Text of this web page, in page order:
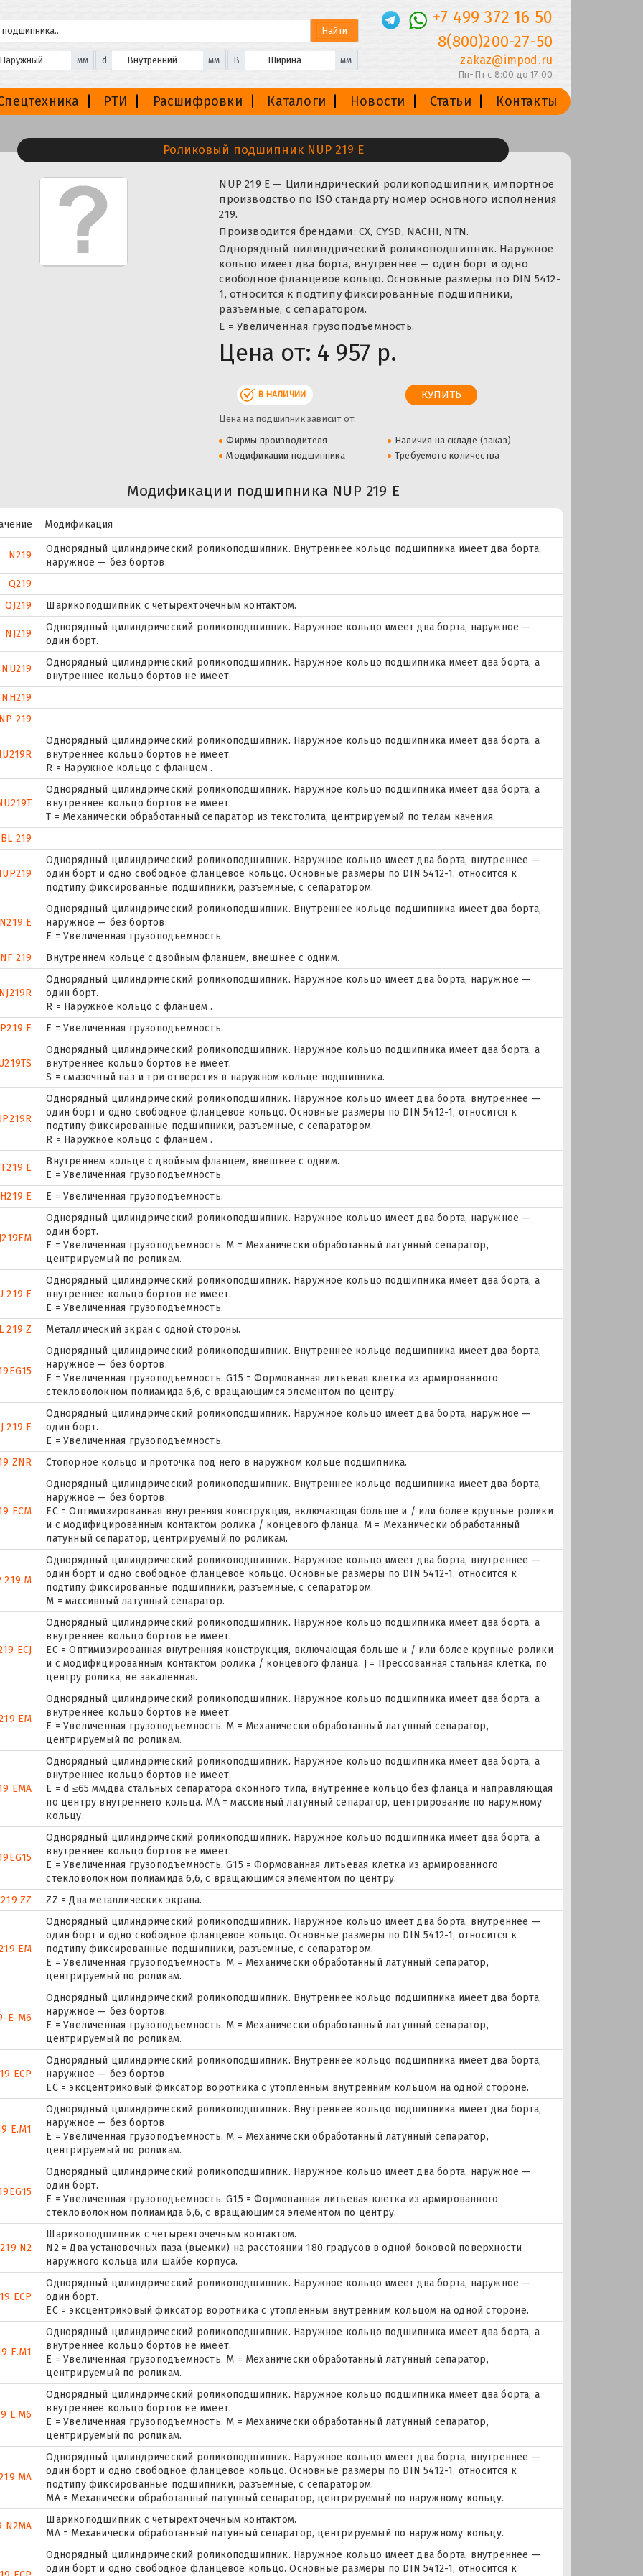
мм d мм B мм
+7 499 372 16 50
8(800)200-27-50
zakaz@impod.ru
Пн-Пт с 8:00 до 17:00
РТИ Расшифровки Каталоги Новости Статьи Контакты
Роликовый подшипник NUP 219 E
NUP 219 E — Цилиндрический роликоподшипник, импортное
производство по ISO стандарту номер основного исполнения
219.
Производится брендами: CX, CYSD, NACHI, NTN.
Однорядный цилиндрический роликоподшипник. Наружное
кольцо имеет два борта, внутреннее — один борт и одно
свободное фланцевое кольцо. Основные размеры по DIN 5412-
1, относится к подтипу фиксированные подшипники,
разъемные, с сепаратором.
Е = Увеличенная грузоподъемность.
Цена от: 4 957 р.
В НАЛИЧИИ
Цена на подшипник зависит от:
Фирмы производителя
Наличия на складе (заказ)
Модификации подшипника
Требуемого количества
Модификации подшипника NUP 219 E
Модификация
N219
Однорядный цилиндрический роликоподшипник. Внутреннее кольцо подшипника имеет два борта,
наружное — без бортов.
Q219
QJ219
Шарикоподшипник с четырехточечным контактом.
NJ219
Однорядный цилиндрический роликоподшипник. Наружное кольцо имеет два борта, наружное —
один борт.
NU219
Однорядный цилиндрический роликоподшипник. Наружное кольцо подшипника имеет два борта, а
внутреннее кольцо бортов не имеет.
NH219
NP 219
Однорядный цилиндрический роликоподшипник. Наружное кольцо подшипника имеет два борта, а
внутреннее кольцо бортов не имеет.
R = Наружное кольцо с фланцем .
Однорядный цилиндрический роликоподшипник. Наружное кольцо подшипника имеет два борта, а
внутреннее кольцо бортов не имеет.
T = Механически обработанный сепаратор из текстолита, центрируемый по телам качения.
BL 219
Однорядный цилиндрический роликоподшипник. Наружное кольцо имеет два борта, внутреннее —
один борт и одно свободное фланцевое кольцо. Основные размеры по DIN 5412-1, относится к
подтипу фиксированные подшипники, разъемные, с сепаратором.
N219 E
Однорядный цилиндрический роликоподшипник. Внутреннее кольцо подшипника имеет два борта,
наружное — без бортов.
Е = Увеличенная грузоподъемность.
NF 219
Внутреннем кольце с двойным фланцем, внешнее с одним.
NJ219R
Однорядный цилиндрический роликоподшипник. Наружное кольцо имеет два борта, наружное —
один борт.
R = Наружное кольцо с фланцем .
E
Е = Увеличенная грузоподъемность.
Однорядный цилиндрический роликоподшипник. Наружное кольцо подшипника имеет два борта, а
внутреннее кольцо бортов не имеет.
S = смазочный паз и три отверстия в наружном кольце подшипника.
Однорядный цилиндрический роликоподшипник. Наружное кольцо имеет два борта, внутреннее —
один борт и одно свободное фланцевое кольцо. Основные размеры по DIN 5412-1, относится к
подтипу фиксированные подшипники, разъемные, с сепаратором.
R = Наружное кольцо с фланцем .
E
Внутреннем кольце с двойным фланцем, внешнее с одним.
Е = Увеличенная грузоподъемность.
E
Е = Увеличенная грузоподъемность.
Однорядный цилиндрический роликоподшипник. Наружное кольцо имеет два борта, наружное —
один борт.
E = Увеличенная грузоподъемность. М = Механически обработанный латунный сепаратор,
центрируемый по роликам.
219 E
Однорядный цилиндрический роликоподшипник. Наружное кольцо подшипника имеет два борта, а
внутреннее кольцо бортов не имеет.
Е = Увеличенная грузоподъемность.
219 Z
Металлический экран с одной стороны.
Однорядный цилиндрический роликоподшипник. Внутреннее кольцо подшипника имеет два борта,
наружное — без бортов.
E = Увеличенная грузоподъемность. G15 = Формованная литьевая клетка из армированного
стекловолокном полиамида 6,6, с вращающимся элементом по центру.
219 E
Однорядный цилиндрический роликоподшипник. Наружное кольцо имеет два борта, наружное —
один борт.
Е = Увеличенная грузоподъемность.
ZNR
Стопорное кольцо и проточка под него в наружном кольце подшипника.
ECM
Однорядный цилиндрический роликоподшипник. Внутреннее кольцо подшипника имеет два борта,
наружное — без бортов.
EC = Оптимизированная внутренняя конструкция, включающая больше и / или более крупные ролики
и с модифицированным контактом ролика / концевого фланца. M = Механически обработанный
латунный сепаратор, центрируемый по роликам.
219 M
Однорядный цилиндрический роликоподшипник. Наружное кольцо имеет два борта, внутреннее —
один борт и одно свободное фланцевое кольцо. Основные размеры по DIN 5412-1, относится к
подтипу фиксированные подшипники, разъемные, с сепаратором.
M = массивный латунный сепаратор.
ECJ
Однорядный цилиндрический роликоподшипник. Наружное кольцо подшипника имеет два борта, а
внутреннее кольцо бортов не имеет.
EC = Оптимизированная внутренняя конструкция, включающая больше и / или более крупные ролики
и с модифицированным контактом ролика / концевого фланца. J = Прессованная стальная клетка, по
центру ролика, не закаленная.
EM
Однорядный цилиндрический роликоподшипник. Наружное кольцо подшипника имеет два борта, а
внутреннее кольцо бортов не имеет.
E = Увеличенная грузоподъемность. М = Механически обработанный латунный сепаратор,
центрируемый по роликам.
EMA
Однорядный цилиндрический роликоподшипник. Наружное кольцо подшипника имеет два борта, а
внутреннее кольцо бортов не имеет.
E = d ≤65 мм,два стальных сепаратора оконного типа, внутреннее кольцо без фланца и направляющая
по центру внутреннего кольца. MA = массивный латунный сепаратор, центрирование по наружному
кольцу.
Однорядный цилиндрический роликоподшипник. Наружное кольцо подшипника имеет два борта, а
внутреннее кольцо бортов не имеет.
E = Увеличенная грузоподъемность. G15 = Формованная литьевая клетка из армированного
стекловолокном полиамида 6,6, с вращающимся элементом по центру.
ZZ
ZZ = Два металлических экрана.
EM
Однорядный цилиндрический роликоподшипник. Наружное кольцо имеет два борта, внутреннее —
один борт и одно свободное фланцевое кольцо. Основные размеры по DIN 5412-1, относится к
подтипу фиксированные подшипники, разъемные, с сепаратором.
E = Увеличенная грузоподъемность. М = Механически обработанный латунный сепаратор,
центрируемый по роликам.
E-M6
Однорядный цилиндрический роликоподшипник. Внутреннее кольцо подшипника имеет два борта,
наружное — без бортов.
E = Увеличенная грузоподъемность. М = Механически обработанный латунный сепаратор,
центрируемый по роликам.
ECP
Однорядный цилиндрический роликоподшипник. Внутреннее кольцо подшипника имеет два борта,
наружное — без бортов.
ЕС = эксцентриковый фиксатор воротника с утопленным внутренним кольцом на одной стороне.
E.M1
Однорядный цилиндрический роликоподшипник. Внутреннее кольцо подшипника имеет два борта,
наружное — без бортов.
E = Увеличенная грузоподъемность. М = Механически обработанный латунный сепаратор,
центрируемый по роликам.
Однорядный цилиндрический роликоподшипник. Наружное кольцо имеет два борта, наружное —
один борт.
E = Увеличенная грузоподъемность. G15 = Формованная литьевая клетка из армированного
стекловолокном полиамида 6,6, с вращающимся элементом по центру.
N2
Шарикоподшипник с четырехточечным контактом.
N2 = Два установочных паза (выемки) на расстоянии 180 градусов в одной боковой поверхности
наружного кольца или шайбе корпуса.
ECP
Однорядный цилиндрический роликоподшипник. Наружное кольцо имеет два борта, наружное —
один борт.
ЕС = эксцентриковый фиксатор воротника с утопленным внутренним кольцом на одной стороне.
E.M1
Однорядный цилиндрический роликоподшипник. Наружное кольцо подшипника имеет два борта, а
внутреннее кольцо бортов не имеет.
E = Увеличенная грузоподъемность. М = Механически обработанный латунный сепаратор,
центрируемый по роликам.
E.M6
Однорядный цилиндрический роликоподшипник. Наружное кольцо подшипника имеет два борта, а
внутреннее кольцо бортов не имеет.
E = Увеличенная грузоподъемность. М = Механически обработанный латунный сепаратор,
центрируемый по роликам.
MA
Однорядный цилиндрический роликоподшипник. Наружное кольцо имеет два борта, внутреннее —
один борт и одно свободное фланцевое кольцо. Основные размеры по DIN 5412-1, относится к
подтипу фиксированные подшипники, разъемные, с сепаратором.
MA = Механически обработанный латунный сепаратор, центрируемый по наружному кольцу.
N2MA
Шарикоподшипник с четырехточечным контактом.
MA = Механически обработанный латунный сепаратор, центрируемый по наружному кольцу.
Однорядный цилиндрический роликоподшипник. Наружное кольцо имеет два борта, внутреннее —
один борт и одно свободное фланцевое кольцо. Основные размеры по DIN 5412-1, относится к